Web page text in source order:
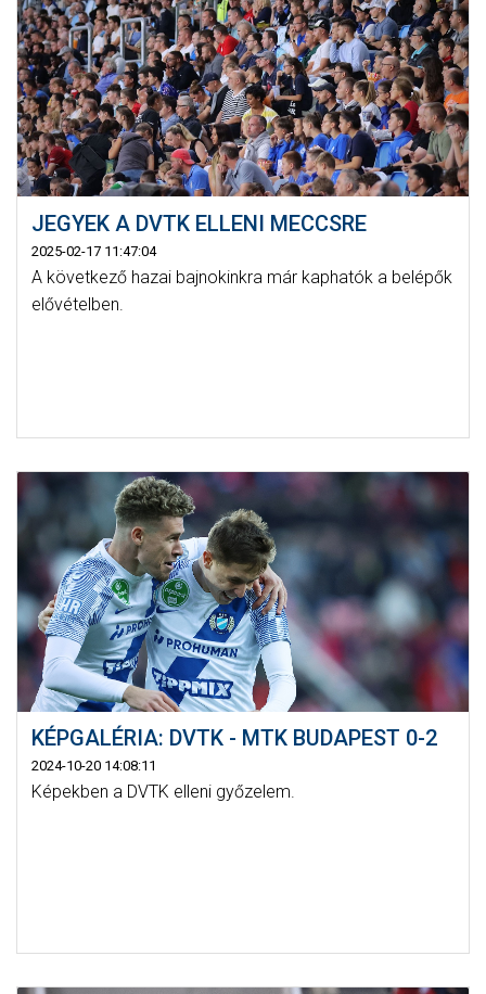
GALÉRIA
SZURKOLÓI ÉLMÉNYEK
AKKREDITÁCIÓ
JEGYEK A DVTK ELLENI MECCSRE
2025-02-17 11:47:04
A következő hazai bajnokinkra már kaphatók a belépők
elővételben.
KÉPGALÉRIA: DVTK - MTK BUDAPEST 0-2
2024-10-20 14:08:11
Képekben a DVTK elleni győzelem.